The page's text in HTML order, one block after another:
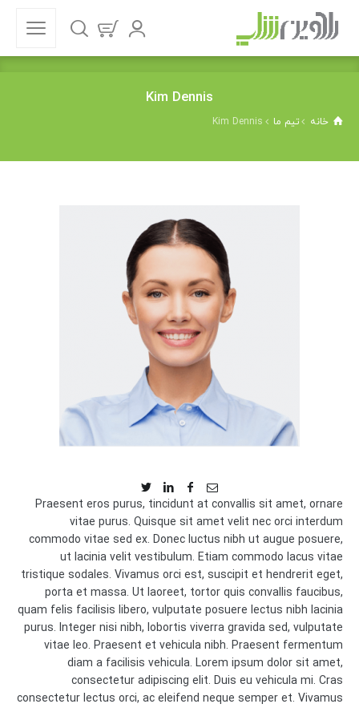
Kim Dennis
خانه تیم ما Kim Dennis
Praesent eros purus, tincidunt at convallis sit amet, ornare
vitae purus. Quisque sit amet velit nec orci interdum
commodo vitae sed ex. Donec luctus nibh ut augue posuere,
ut lacinia velit vestibulum. Etiam commodo lacus vitae
tristique sodales. Vivamus orci est, suscipit et hendrerit eget,
porta et massa. Ut laoreet, tortor quis convallis faucibus,
quam felis facilisis libero, vulputate posuere lectus nibh lacinia
purus. Integer nisi nibh, lobortis viverra gravida sed, vulputate
vitae leo. Praesent et vehicula nibh. Praesent fermentum
diam a facilisis vehicula. Lorem ipsum dolor sit amet,
consectetur adipiscing elit. Duis eu vehicula mi. Cras
consectetur lectus orci, ac eleifend neque semper et. Vivamus